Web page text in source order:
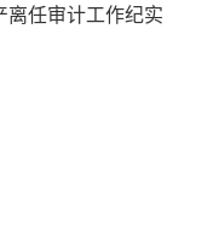
任审计工作纪实